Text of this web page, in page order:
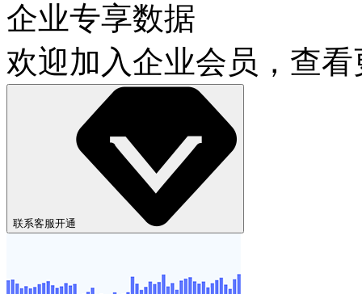
企业专享数据
欢迎加入企业会员，查
联系客服开通